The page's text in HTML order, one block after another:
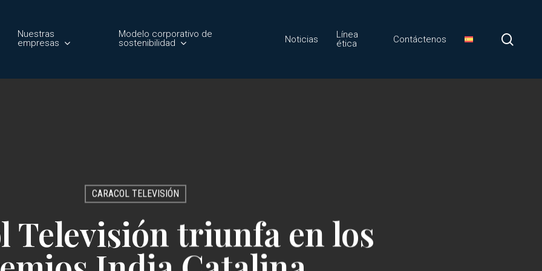
Nuestras
empresas
Modelo corporativo de
sostenibilidad
Noticias
Línea
ética
Contáctenos
CARACOL TELEVISIÓN
Televisión triunfa en los